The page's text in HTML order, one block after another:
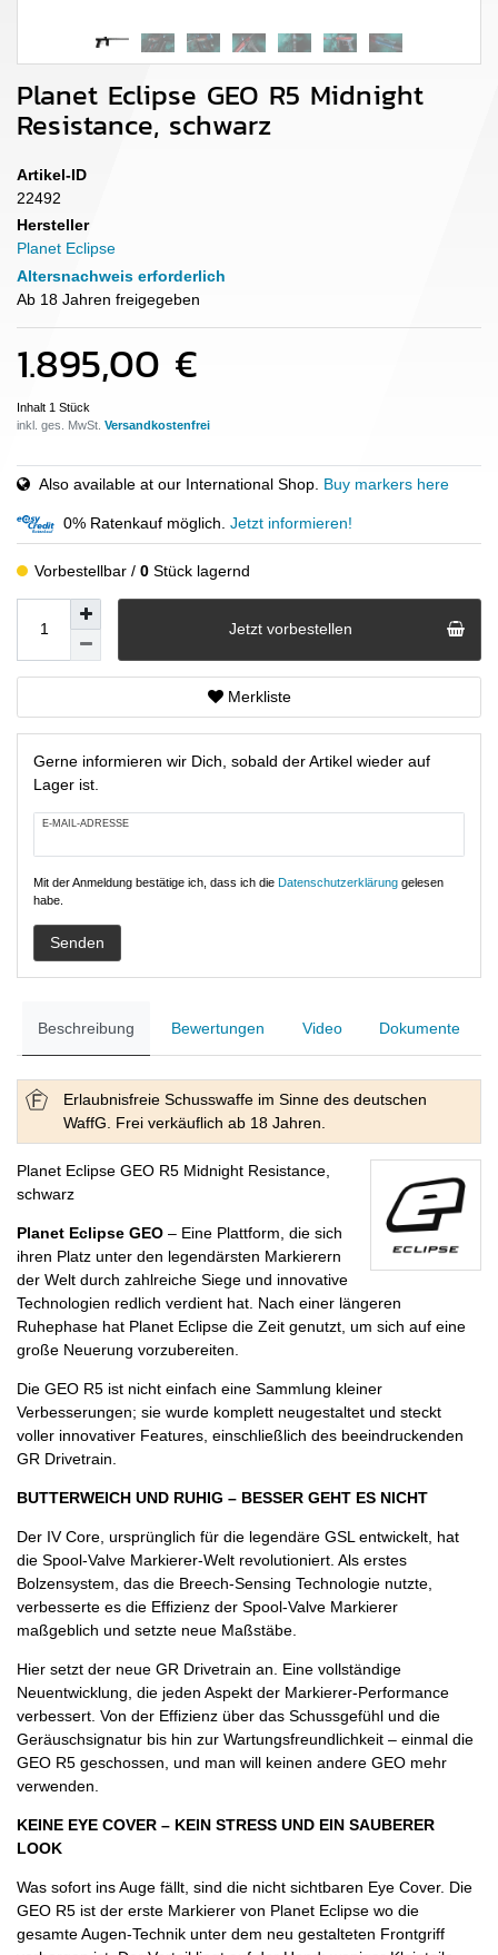
Planet Eclipse GEO R5 Midnight
Resistance, schwarz
Artikel-ID
22492
Hersteller
Planet Eclipse
Altersnachweis erforderlich
Ab 18 Jahren freigegeben
1.895,00 €
Inhalt 1 Stück
inkl. ges. MwSt.
Also available at our International Shop. Buy markers here
0% Ratenkauf möglich. Jetzt informieren!
Vorbestellbar 0 Stück lagernd
Jetzt vorbestellen
Merkliste
Gerne informieren wir Dich, sobald der Artikel wieder auf
Lager ist.
E-MAIL-ADRESSE
Mit der Anmeldung bestätige ich, dass ich die Daten­schutz­erklärung gelesen
habe.
Senden
Beschreibung Bewertungen Video Dokumente
Erlaubnisfreie Schusswaffe im Sinne des deutschen
WaffG. Frei verkäuflich ab 18 Jahren.
Planet Eclipse GEO R5 Midnight Resistance,
schwarz
Planet Eclipse GEO – Eine Plattform, die sich
ihren Platz unter den legendärsten Markierern
der Welt durch zahlreiche Siege und innovative
Technologien redlich verdient hat. Nach einer längeren
Ruhephase hat Planet Eclipse die Zeit genutzt, um sich auf eine
große Neuerung vorzubereiten.
Die GEO R5 ist nicht einfach eine Sammlung kleiner
Verbesserungen; sie wurde komplett neugestaltet und steckt
voller innovativer Features, einschließlich des beeindruckenden
GR Drivetrain.
BUTTERWEICH UND RUHIG – BESSER GEHT ES NICHT
Der IV Core, ursprünglich für die legendäre GSL entwickelt, hat
die Spool-Valve Markierer-Welt revolutioniert. Als erstes
Bolzensystem, das die Breech-Sensing Technologie nutzte,
verbesserte es die Effizienz der Spool-Valve Markierer
maßgeblich und setzte neue Maßstäbe.
Hier setzt der neue GR Drivetrain an. Eine vollständige
Neuentwicklung, die jeden Aspekt der Markierer-Performance
verbessert. Von der Effizienz über das Schussgefühl und die
Geräuschsignatur bis hin zur Wartungsfreundlichkeit – einmal die
GEO R5 geschossen, und man will keinen andere GEO mehr
verwenden.
KEINE EYE COVER – KEIN STRESS UND EIN SAUBERER
LOOK
Was sofort ins Auge fällt, sind die nicht sichtbaren Eye Cover. Die
GEO R5 ist der erste Markierer von Planet Eclipse wo die
gesamte Augen-Technik unter dem neu gestalteten Frontgriff